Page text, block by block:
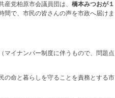
党柏原市会議員団は、 橋本みつおが１
間で、市民の皆さんの声を市政へ届けま
イナンバー制度に伴うもので、問題点
命と暮らしを守ることを責務とする市